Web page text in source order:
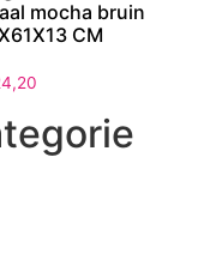
mocha bruin
CM